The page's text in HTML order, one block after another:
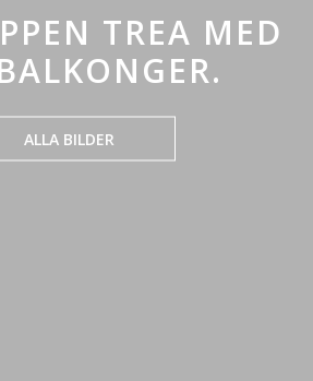
TREA MED
ALLA BILDER